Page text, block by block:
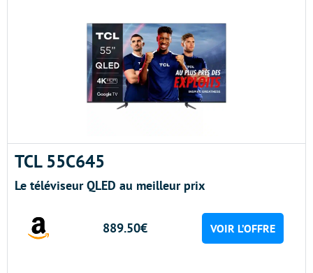
TCL 55C645
Le téléviseur QLED au meilleur prix
889.50€ VOIR L’OFFRE